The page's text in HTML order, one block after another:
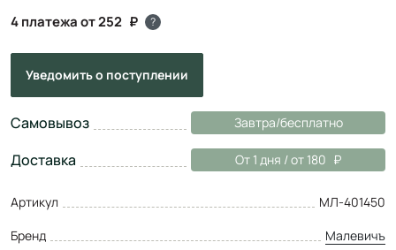
4 платежа от 252 ?
Уведомитьо поступлении
Самовывоз Завтра/бесплатно
Доставка От 1 дня / от 180
Артикул
МЛ-401450
Бренд
Малевичъ